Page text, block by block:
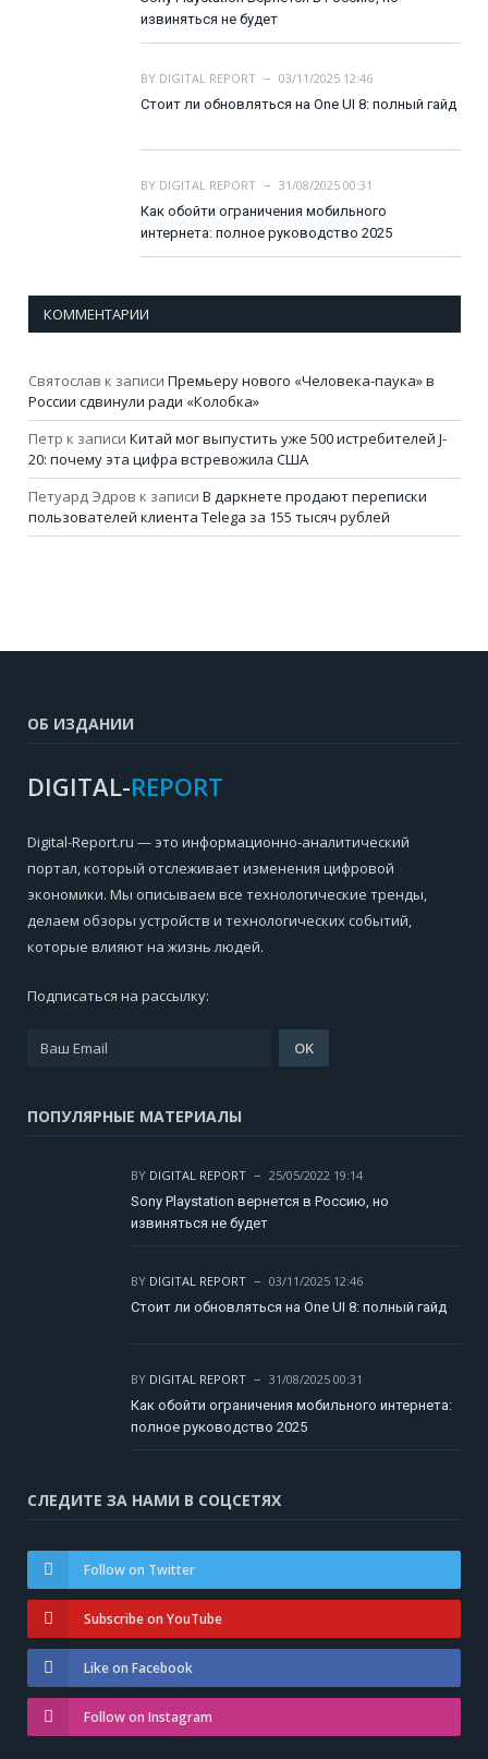
извиняться не будет
BY DIGITAL REPORT
03/11/2025 12:46
Стоит ли обновляться на One UI 8: полный гайд
BY DIGITAL REPORT
31/08/2025 00:31
Как обойти ограничения мобильного
интернета: полное руководство 2025
КОММЕНТАРИИ
Святослав к записи Премьеру нового «Человека-паука» в
России сдвинули ради «Колобка»
Петр к записи Китай мог выпустить уже 500 истребителей J-
20: почему эта цифра встревожила США
Петуард Эдров к записи В даркнете продают переписки
пользователей клиента Telega за 155 тысяч рублей
ОБ ИЗДАНИИ
DIGITAL-REPORT
Digital-Report.ru — это информационно-аналитический
портал, который отслеживает изменения цифровой
экономики. Мы описываем все технологические тренды,
делаем обзоры устройств и технологических событий,
которые влияют на жизнь людей.
Подписаться на рассылку:
ПОПУЛЯРНЫЕ МАТЕРИАЛЫ
BY DIGITAL REPORT
25/05/2022 19:14
Sony Playstation вернется в Россию, но
извиняться не будет
BY DIGITAL REPORT
03/11/2025 12:46
Стоит ли обновляться на One UI 8: полный гайд
BY DIGITAL REPORT
31/08/2025 00:31
Как обойти ограничения мобильного интернета:
полное руководство 2025
СЛЕДИТЕ ЗА НАМИ В СОЦСЕТЯХ
Follow on Twitter
Subscribe on YouTube
Like on Facebook
Follow on Instagram